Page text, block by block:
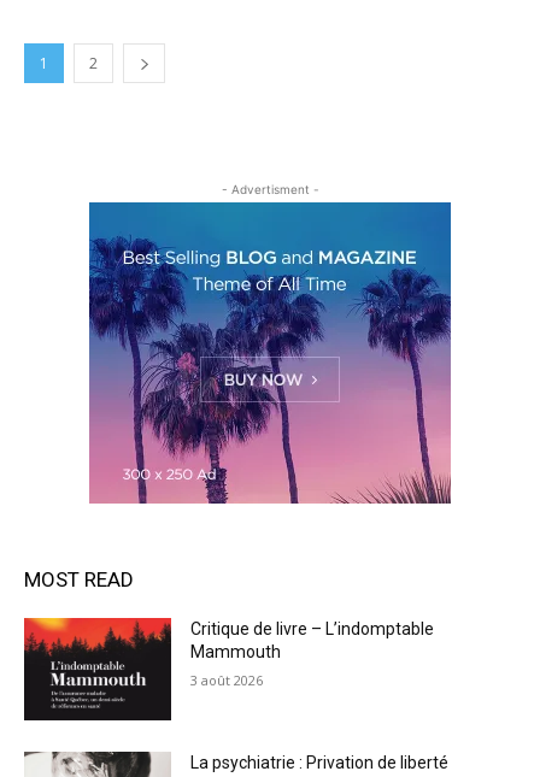
1 2
- Advertisment -
MOST READ
Critique de livre – L’indomptable
Mammouth
3 août 2026
La psychiatrie : Privation de liberté